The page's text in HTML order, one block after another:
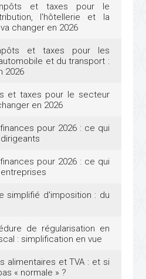
et taxes pour le
l'hôtellerie et la
changer en 2026
et taxes pour les
et du transport :
2026
et taxes pour le secteur
en 2026
pour 2026 : ce qui
pour 2026 : ce qui
simplifié d'imposition : du
de régularisation en
: simplification en vue
alimentaires et TVA : et si
« normale » ?